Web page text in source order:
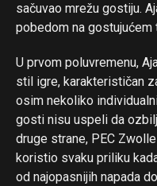
sačuvao mrežu gostiju.
pobedom na gostujućem
U prvom poluvremenu,
stil igre, karakterističan
osim nekoliko
gosti nisu uspeli da
druge strane, PEC
koristio svaku priliku
od najopasnijih napada